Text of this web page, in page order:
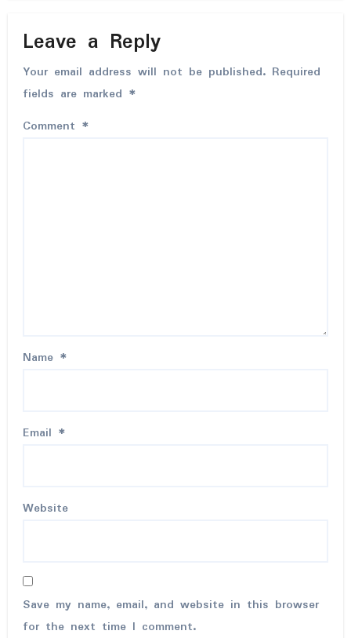
Leave a Reply
Your email address will not be published. Required
fields are marked *
Comment *
Name *
Email *
Website
Save my name, email, and website in this browser
for the next time I comment.